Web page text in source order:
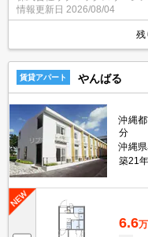
情報更新日 2026/08/04
残
賃貸アパート やんばる
沖縄
分
沖縄
築21年
6.6